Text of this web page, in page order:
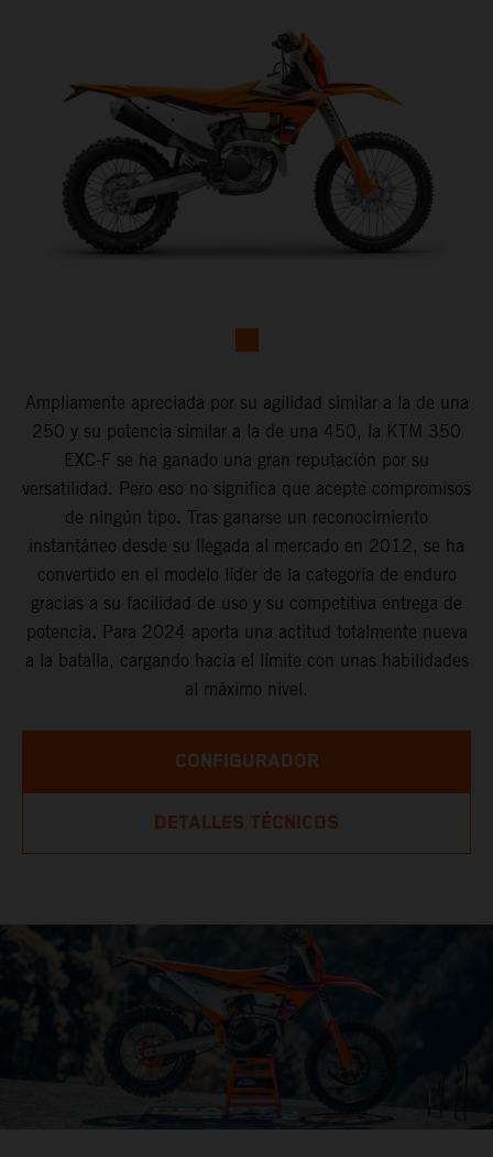
Ampliamente apreciada por su agilidad similar a la de una
250 y su potencia similar a la de una 450, la KTM 350
EXC-F se ha ganado una gran reputación por su
versatilidad. Pero eso no significa que acepte compromisos
de ningún tipo. Tras ganarse un reconocimiento
instantáneo desde su llegada al mercado en 2012, se ha
convertido en el modelo líder de la categoría de enduro
gracias a su facilidad de uso y su competitiva entrega de
potencia. Para 2024 aporta una actitud totalmente nueva
a la batalla, cargando hacia el límite con unas habilidades
al máximo nivel.
CONFIGURADOR
DETALLES TÉCNICOS